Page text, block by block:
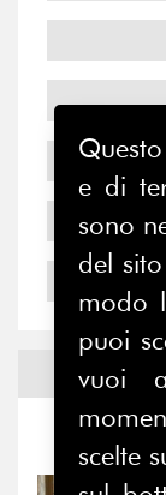
e di
sono
del
modo
puoi
vuoi
scelte